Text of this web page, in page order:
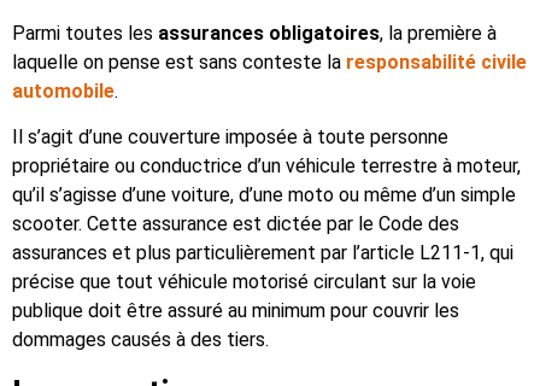
Parmi toutes les assurances obligatoires, la première à
laquelle on pense est sans conteste la responsabilité civile
automobile.
Il s’agit d’une couverture imposée à toute personne
propriétaire ou conductrice d’un véhicule terrestre à moteur,
qu’il s’agisse d’une voiture, d’une moto ou même d’un simple
scooter. Cette assurance est dictée par le Code des
assurances et plus particulièrement par l’article L211-1, qui
précise que tout véhicule motorisé circulant sur la voie
publique doit être assuré au minimum pour couvrir les
dommages causés à des tiers.